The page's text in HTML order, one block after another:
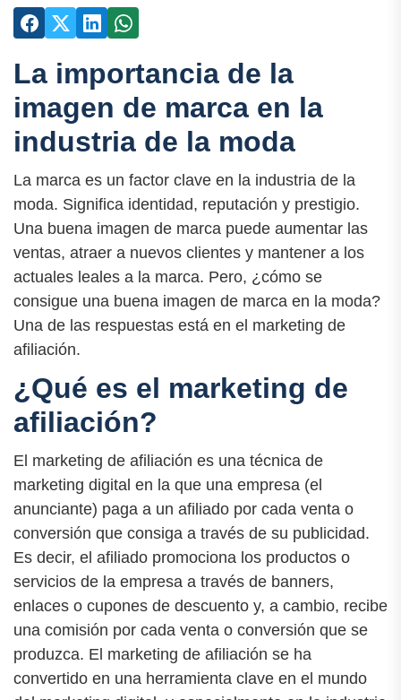
La importancia de la
imagen de marca en la
industria de la moda
La marca es un factor clave en la industria de la
moda. Significa identidad, reputación y prestigio.
Una buena imagen de marca puede aumentar las
ventas, atraer a nuevos clientes y mantener a los
actuales leales a la marca. Pero, ¿cómo se
consigue una buena imagen de marca en la moda?
Una de las respuestas está en el marketing de
afiliación.
¿Qué es el marketing de
afiliación?
El marketing de afiliación es una técnica de
marketing digital en la que una empresa (el
anunciante) paga a un afiliado por cada venta o
conversión que consiga a través de su publicidad.
Es decir, el afiliado promociona los productos o
servicios de la empresa a través de banners,
enlaces o cupones de descuento y, a cambio, recibe
una comisión por cada venta o conversión que se
produzca. El marketing de afiliación se ha
convertido en una herramienta clave en el mundo